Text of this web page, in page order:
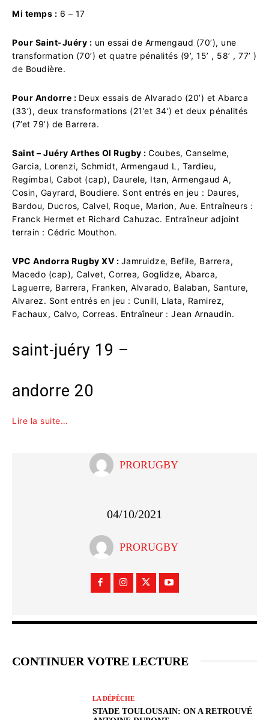
Mi temps : 6 – 17
Pour Saint-Juéry : un essai de Armengaud (70’), une
transformation (70’) et quatre pénalités (9’, 15’ , 58’ , 77’ )
de Boudière.
Pour Andorre : Deux essais de Alvarado (20’) et Abarca
(33’), deux transformations (21’et 34’) et deux pénalités
(7’et 79’) de Barrera.
Saint – Juéry Arthes Ol Rugby : Coubes, Canselme,
Garcia, Lorenzi, Schmidt, Armengaud L, Tardieu,
Regimbal, Cabot (cap), Daurele, Itan, Armengaud A,
Cosin, Gayrard, Boudiere. Sont entrés en jeu : Daures,
Bardou, Ducros, Calvel, Roque, Marion, Aue. Entraîneurs :
Franck Hermet et Richard Cahuzac. Entraîneur adjoint
terrain : Cédric Mouthon.
VPC Andorra Rugby XV : Jamruidze, Befile, Barrera,
Macedo (cap), Calvet, Correa, Goglidze, Abarca,
Laguerre, Barrera, Franken, Alvarado, Balaban, Santure,
Alvarez. Sont entrés en jeu : Cunill, Llata, Ramirez,
Fachaux, Calvo, Correas. Entraîneur : Jean Arnaudin.
saint-juéry 19 –
andorre 20
Lire la suite…
PRORUGBY
04/10/2021
PRORUGBY
CONTINUER VOTRE LECTURE
LA DÉPÊCHE
STADE TOULOUSAIN: ON A RETROUVÉ